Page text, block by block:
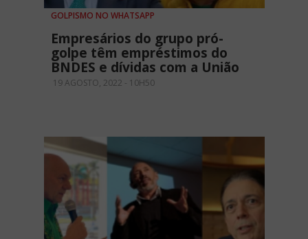
GOLPISMO NO WHATSAPP
Empresários do grupo pró-
golpe têm empréstimos do
BNDES e dívidas com a União
19 AGOSTO, 2022 - 10H50